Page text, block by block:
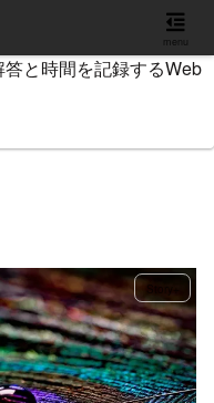
と時間を記録するWeb
menu